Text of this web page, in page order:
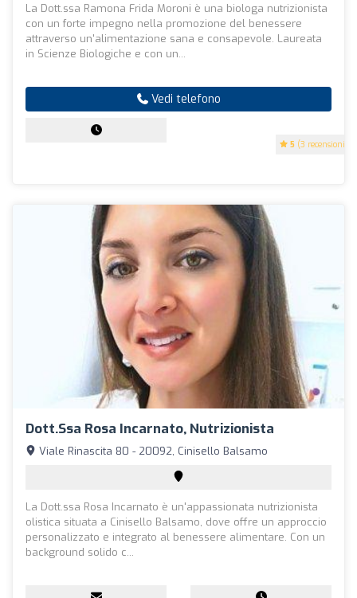
5 (3 recensioni)
La Dott.ssa Ramona Frida Moroni è una biologa nutrizionista
con un forte impegno nella promozione del benessere
attraverso un'alimentazione sana e consapevole. Laureata
in Scienze Biologiche e con un...
Vedi telefono
Dott.ssa Rosa Incarnato, Nutrizionista
Viale Rinascita 80 - 20092, Cinisello Balsamo
La Dott.ssa Rosa Incarnato è un'appassionata nutrizionista
olistica situata a Cinisello Balsamo, dove offre un approccio
personalizzato e integrato al benessere alimentare. Con un
background solido c...